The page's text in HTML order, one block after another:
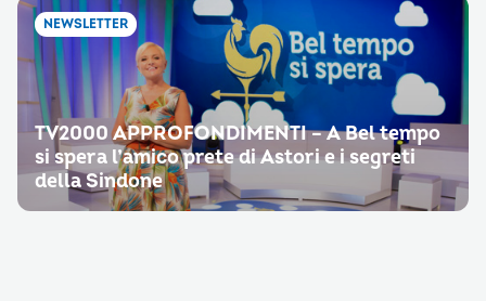
NEWSLETTER
TV2000 APPROFONDIMENTI – A Bel tempo
si spera l’amico prete di Astori e i segreti
della Sindone